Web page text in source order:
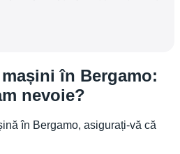
în Bergamo:
nevoie?
în Bergamo, asigurați-vă că